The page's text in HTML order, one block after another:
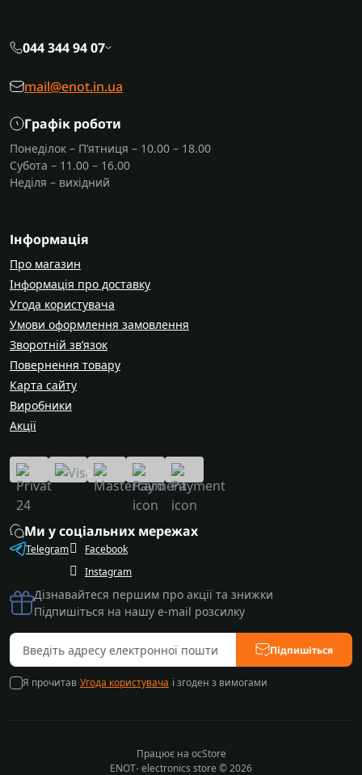
044 344 94 07
mail@enot.in.ua
Графік роботи
Понеділок – П’ятниця – 10.00 – 18.00
Субота – 11.00 – 16.00
Неділя – вихідний
Інформація
Про магазин
Інформація про доставку
Угода користувача
Умови оформлення замовлення
Зворотній зв’язок
Повернення товару
Карта сайту
Виробники
Акції
Ми у соціальних мережах
Telegram
Facebook
Instagram
Дізнавайтеся першим про акції та знижки
Підпишіться на нашу e-mail розсилку
Підпишіться
Я прочитав Угода користувача і згоден з вимогами
Працює на ocStore
ENOT- electronics store © 2026